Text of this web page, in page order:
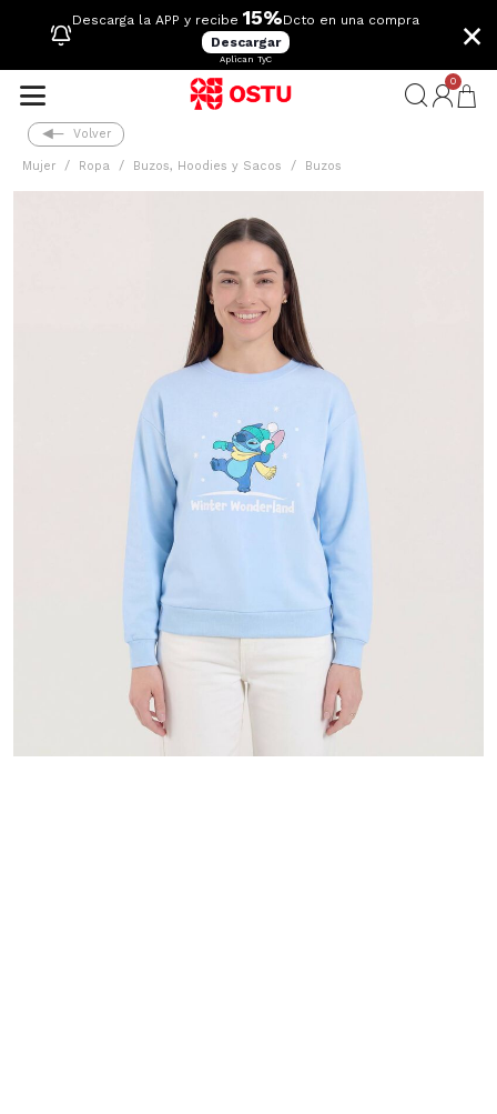
Descarga la APP y recibe 15%Dcto en una compra
Descargar
Aplican TyC
×
0
Volver
Mujer Ropa Buzos, Hoodies y Sacos Buzos